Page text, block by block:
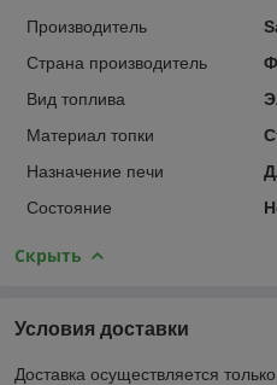
Производитель
Страна производитель
Вид топлива
Материал топки
Назначение печи
Состояние
Скрыть
Условия доставки
Доставка осуществляется